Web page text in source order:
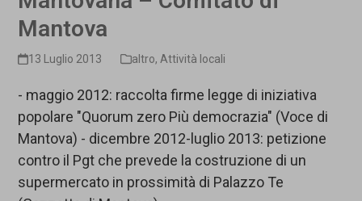
Mantova
13 Luglio 2013 altro, Attività locali
- maggio 2012: raccolta firme legge di iniziativa
popolare "Quorum zero Più democrazia" (Voce di
Mantova) - dicembre 2012-luglio 2013: petizione
contro il Pgt che prevede la costruzione di un
supermercato in prossimità di Palazzo Te